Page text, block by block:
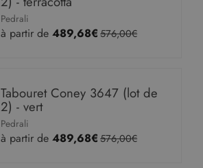
Pedrali
à partir de489,68€ 576,00€
Tabouret Coney 3647 (lot de
2) - vert
Pedrali
à partir de489,68€ 576,00€